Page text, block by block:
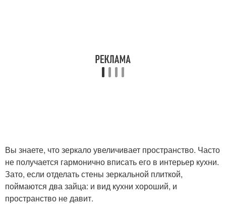
Вы знаете, что зеркало увеличивает пространство. Часто
не получается гармонично вписать его в интерьер кухни.
Зато, если отделать стены зеркальной плиткой,
поймаются два зайца: и вид кухни хороший, и
пространство не давит.